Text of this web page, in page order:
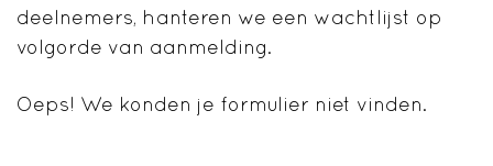
deelnemers, hanteren we een wachtlijst op
volgorde van aanmelding.
Oeps! We konden je formulier niet vinden.